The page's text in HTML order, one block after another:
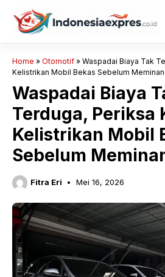
Langsung
Home » Otomotif » Waspadai Biaya Tak
Kelistrikan Mobil Bekas Sebelum
Waspadai Biaya
Terduga, Periksa
Kelistrikan Mobil
Sebelum
Fitra Eri Mei 16, 2026